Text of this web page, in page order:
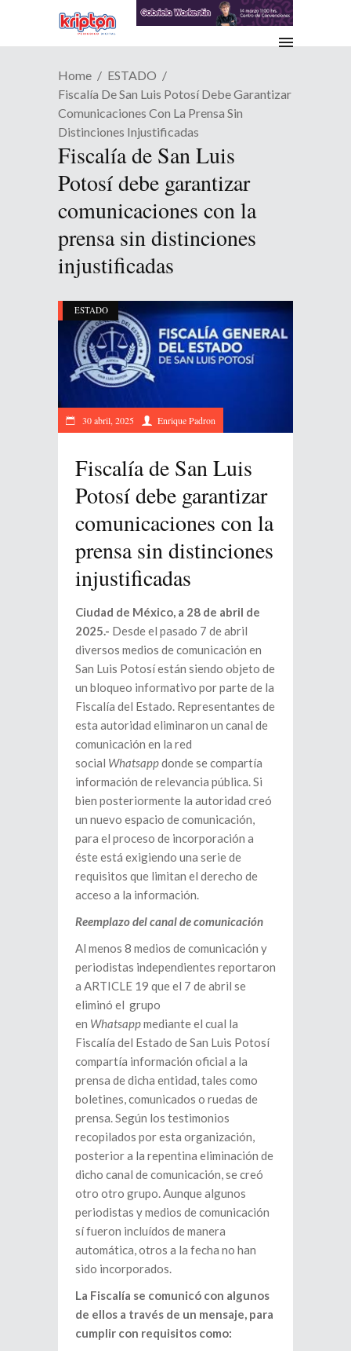
Home
ESTADO
Fiscalía De San Luis Potosí Debe Garantizar
Comunicaciones Con La Prensa Sin
Distinciones Injustificadas
Fiscalía de San Luis
Potosí debe garantizar
comunicaciones con la
prensa sin distinciones
injustificadas
ESTADO
30 abril, 2025 Enrique Padron
Fiscalía de San Luis
Potosí debe garantizar
comunicaciones con la
prensa sin distinciones
injustificadas
Ciudad de México, a 28 de abril de
2025.- ​​ Desde el pasado 7 de abril
diversos medios de comunicación en
San Luis Potosí están siendo objeto de
un bloqueo informativo por parte de la
Fiscalía del Estado. Representantes de
esta autoridad eliminaron un canal de
comunicación en la red
social Whatsappdonde se compartía
información de relevancia pública. Si
bien posteriormente la autoridad creó
un nuevo espacio de comunicación,
para el proceso de incorporación a
éste está exigiendo una serie de
requisitos que limitan el derecho de
acceso a la información.
Reemplazo del canal de comunicación
Al menos 8 medios de comunicación y
periodistas independientes reportaron
a ARTICLE 19 que el 7 de abril se
eliminó el grupo
en Whatsappmediante el cual la
Fiscalía del Estado de San Luis Potosí
compartía información oficial a la
prensa de dicha entidad, tales como
boletines, comunicados o ruedas de
prensa. Según los testimonios
recopilados por esta organización,
posterior a la repentina eliminación de
dicho canal de comunicación, se creó
otro otro grupo. Aunque algunos
periodistas y medios de comunicación
sí fueron incluídos de manera
automática, otros a la fecha no han
sido incorporados.
La Fiscalía se comunicó con algunos
de ellos a través de un mensaje, para
cumplir con requisitos como: